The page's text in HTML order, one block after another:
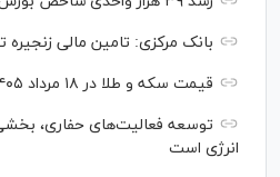
بانک مرکزی: تامین مالی زنجیره تولید از ۱۱۷
قیمت سکه و طلا در ۱۸ مرداد ۱۴۰۵
توسعه فعالیت‌های حفاری، بخشی
انرژی است